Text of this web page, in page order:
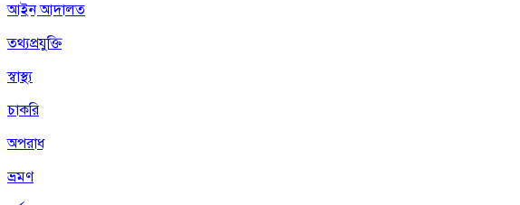
আইন আদালত
তথ্যপ্রযুক্তি
স্বাস্থ্য
চাকরি
অপরাধ
ভ্রমণ